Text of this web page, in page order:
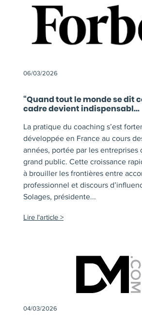
06/03/2026
“Quand tout le monde se dit
cadre devient indispensabl...
La pratique du coaching s’est
développée en France au cours
années, portée par les entreprises
grand public. Cette croissance
à brouiller les frontières entre
professionnel et discours
Solages, présidente...
Lire l'article
04/03/2026